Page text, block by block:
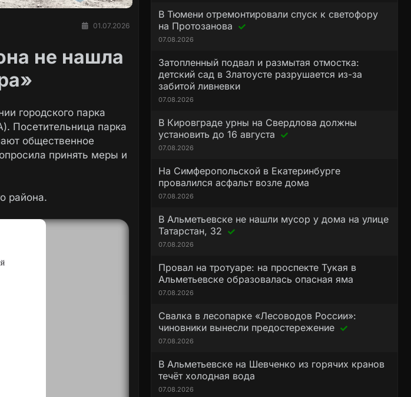
01.07.2026
не нашла
городского парка
Посетительница парка
общественное
принять меры и
района.
В Тюмени отремонтировали спуск к светофору
на Протозанова
07.08.2026
Затопленный подвал и размытая отмостка:
детский сад в Златоусте разрушается из-за
забитой ливневки
07.08.2026
В Кировграде урны на Свердлова должны
установить до 16 августа
07.08.2026
На Симферопольской в Екатеринбурге
провалился асфальт возле дома
07.08.2026
В Альметьевске не нашли мусор у дома на улице
Татарстан, 32
07.08.2026
Провал на тротуаре: на проспекте Тукая в
Альметьевске образовалась опасная яма
07.08.2026
Свалка в лесопарке «Лесоводов России»:
чиновники вынесли предостережение
07.08.2026
В Альметьевске на Шевченко из горячих кранов
течёт холодная вода
07.08.2026